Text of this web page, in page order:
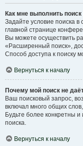
Как мне выполнить
Задайте условие поиска
главной странице
Вы можете осуществить
«Расширенный поиск»,
Способ доступа к поиску
Вернуться к началу
Почему мой поиск не
Ваш поисковый запрос,
включал много общих
Будьте более конкретны
поиска.
Вернуться к началу